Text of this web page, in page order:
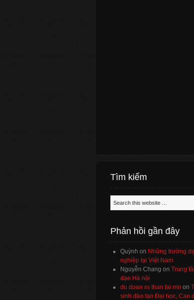
Tìm kiếm
Phản hồi gần đây
Quỳnh on Những trường
nghiệp tại Việt Nam
Nguyễn Chang on Trung
đạo Hà nội
du doan xs than tai mn on
sinh đào tạo Đại học, Cao